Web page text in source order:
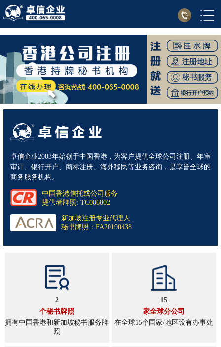
卓信企业2003年始创于中国香港，为客户提供全球公司注册、年审
审计、银行开户、商标注册、海外移民等业务咨询，是享誉全球的
商务服务机构。
中国香港信托或公司服务
提供者牌照: TC006802
新加坡注册专业代理人
秘书牌照：FA20190438
2
个秘书牌照
拥有中国香港和新加坡秘书服务牌
照
15
家全球分公司
在全球15个国家/地区设有办事处